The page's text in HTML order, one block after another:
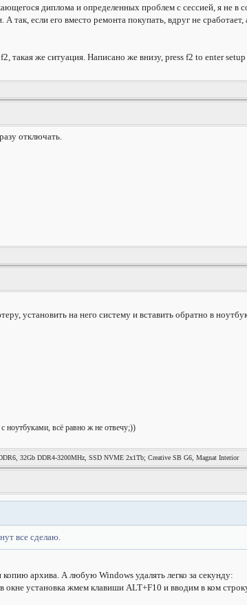
диплома и определенных проблем с сессией, я не в
если его вместо ремонта покупать, вдруг не
такая же ситуация. Написано же внизу, press f2 to enter
отключать.
установить на него систему и вставить обратно в
ноутбуками, всё равно ж не отвечу;))
32Gb DDR4-3200MHz, SSD NVME 2x1Tb; Creative SB G6, Magnat Interior
все сделаю.
архива. А любую Windows удалять легко за секунду:
установка жмем клавиши ALT+F10 и вводим в ком